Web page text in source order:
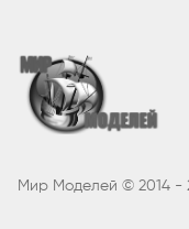
Мир Моделей © 2014 -